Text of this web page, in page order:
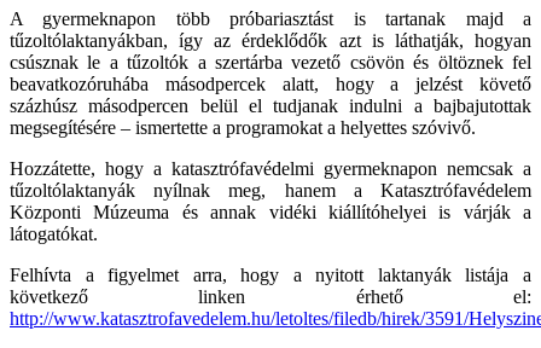
A gyermeknapon több próbariasztást is tartanak majd a
tűzoltólaktanyákban, így az érdeklődők azt is láthatják, hogyan
csúsznak le a tűzoltók a szertárba vezető csövön és öltöznek fel
beavatkozóruhába másodpercek alatt, hogy a jelzést követő
százhúsz másodpercen belül el tudjanak indulni a bajbajutottak
megsegítésére – ismertette a programokat a helyettes szóvivő.
Hozzátette, hogy a katasztrófavédelmi gyermeknapon nemcsak a
tűzoltólaktanyák nyílnak meg, hanem a Katasztrófavédelem
Központi Múzeuma és annak vidéki kiállítóhelyei is várják a
látogatókat.
Felhívta a figyelmet arra, hogy a nyitott laktanyák listája a
következő linken érhető el:
http://www.katasztrofavedelem.hu/letoltes/filedb/hirek/3591/